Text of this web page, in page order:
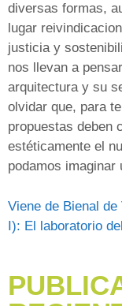
diversas formas,
lugar
justicia y
nos llevan a
arquitectura y su
olvidar que, para
propuestas deben
estéticamente el
podamos imaginar
Viene de Bienal
I): El laboratorio